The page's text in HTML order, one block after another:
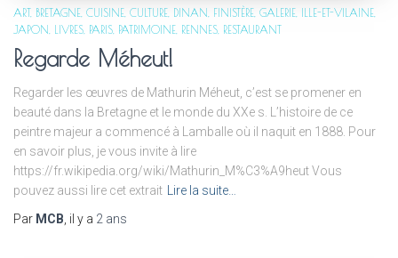
ART BRETAGNE CUISINE CULTURE DINAN FINISTÈRE GALERIE
ILLE-ET-VILAINE
JAPON
LIVRES PARIS PATRIMOINE RENNES RESTAURANT
Regarde Méheut!
Regarder les œuvres de Mathurin Méheut, c’est se promener en
beauté dans la Bretagne et le monde du XXe s. L’histoire de ce
peintre majeur a commencé à Lamballe où il naquit en 1888. Pour
en savoir plus, je vous invite à lire
https://fr.wikipedia.org/wiki/Mathurin_M%C3%A9heut Vous
pouvez aussi lire cet extrait Lire la suite…
Par MCB, il y a 2 ans